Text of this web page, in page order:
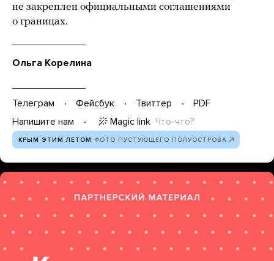
не закреплен официальными соглашениями
о границах.
Ольга Корелина
Телеграм Фейсбук Твиттер
PDF
Напишите нам
Magic link Что-что?
КРЫМ ЭТИМ ЛЕТОМ ФОТО ПУСТУЮЩЕГО ПОЛУОСТРОВА